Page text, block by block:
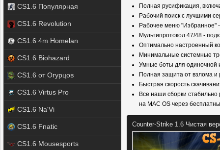
CS1.6 Популярная
CS1.6 Revolution
CS1.6 4m Homelan
CS1.6 Biohazard
CS1.6 от Огурцов
CS1.6 Virtus Pro
CS1.6 Na'Vi
CS1.6 Fnatic
CS1.6 Mousesports
Полная русификация,
Рабочий поиск с лучшими
Рабочее меню "Избранное"
Мультипротокол 47/48 -
Оптимально настроенный
Минимальные системные
Умные боты для одиночной
Полная защита от взлома и
Быстрая скорость
Все наши сборки
на MAC OS через
Counter-Strike 1.6 Чистая